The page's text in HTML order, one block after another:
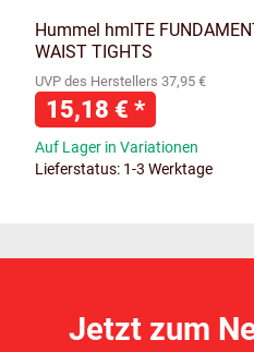
Hummel hmlTE
WAIST TIGHTS
UVP des Herstellers 37,95 €
15,18 € *
Auf Lager in Variationen
Lieferstatus: 1-3 Werktage
Jetzt zum